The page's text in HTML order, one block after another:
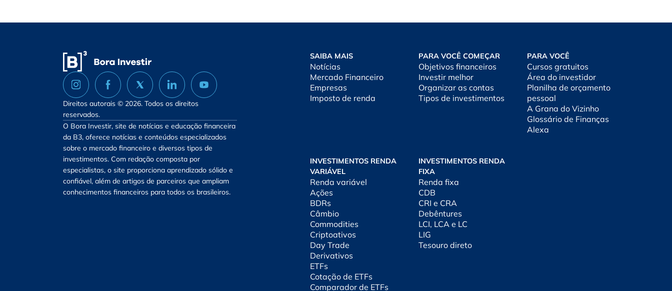
Direitos autorais © 2026. Todos os direitos
reservados.
O Bora Investir, site de notícias e educação financeira
da B3, oferece notícias e conteúdos especializados
sobre o mercado financeiro e diversos tipos de
investimentos. Com redação composta por
especialistas, o site proporciona aprendizado sólido e
confiável, além de artigos de parceiros que ampliam
conhecimentos financeiros para todos os brasileiros.
SAIBA MAIS
Notícias
Mercado Financeiro
Empresas
Imposto de renda
PARA VOCÊ COMEÇAR
Objetivos financeiros
Investir melhor
Organizar as contas
Tipos de investimentos
PARA VOCÊ
Cursos gratuitos
Área do investidor
Planilha de orçamento
pessoal
A Grana do Vizinho
Glossário de Finanças
Alexa
INVESTIMENTOS RENDA
VARIÁVEL
Renda variável
Ações
BDRs
Câmbio
Commodities
Criptoativos
Day Trade
Derivativos
ETFs
Cotação de ETFs
Comparador de ETFs
INVESTIMENTOS RENDA
FIXA
Renda fixa
CDB
CRI e CRA
Debêntures
LCI, LCA e LC
LIG
Tesouro direto